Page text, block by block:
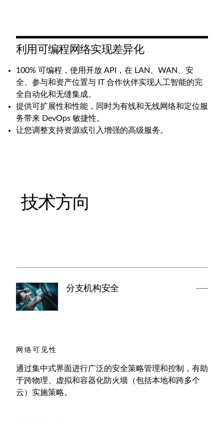
利用可编程网络实现差异化
100% 可编程，使用开放 API，在 LAN、WAN、安
全、参与和资产位置与 IT 合作伙伴实现人工智能的完
全自动化和无缝集成。
提供可扩展性和性能，同时为有线和无线网络和定位服
务带来 DevOps 敏捷性。
让您调整支持资源或引入增强的高级服务。
技术方向
分支机构安全
网络可见性
通过集中式界面进行广泛的安全策略管理和控制，有助
于跨物理、虚拟和容器化防火墙（包括本地和跨多个
云）实施策略。